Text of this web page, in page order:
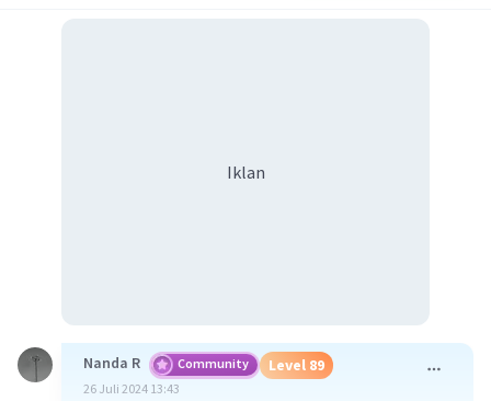
Iklan
Nanda R Community Level 89
26 Juli 2024 13:43